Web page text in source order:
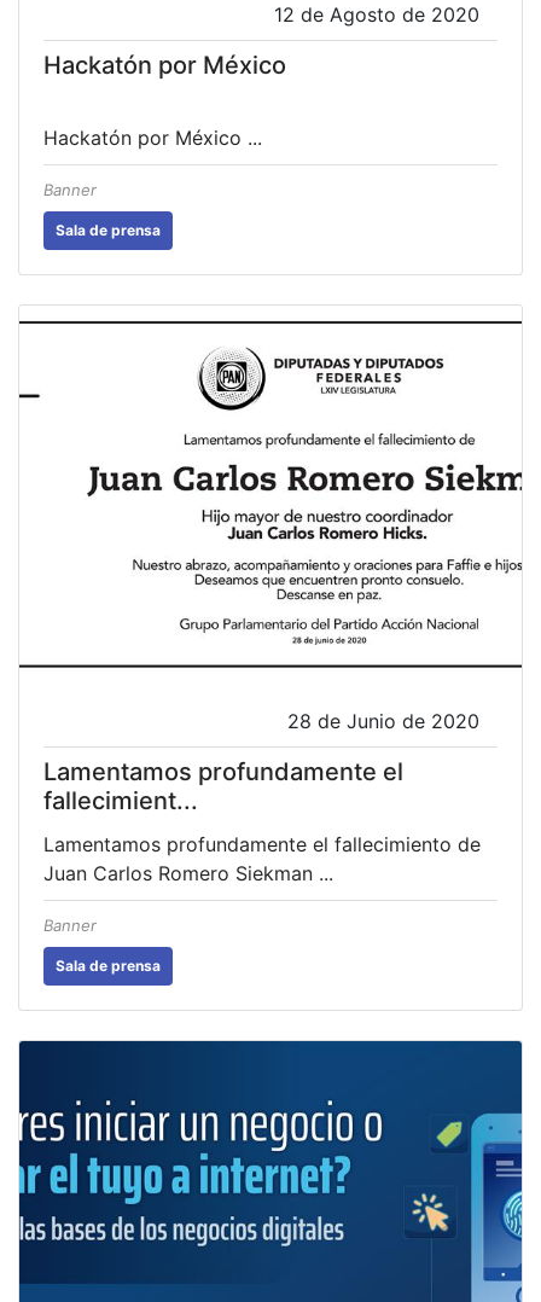
12 de Agosto de 2020
Hackatón por México
Hackatón por México ...
Banner
Sala de prensa
28 de Junio de 2020
Lamentamos profundamente el
fallecimient...
Lamentamos profundamente el fallecimiento de
Juan Carlos Romero Siekman ...
Banner
Sala de prensa